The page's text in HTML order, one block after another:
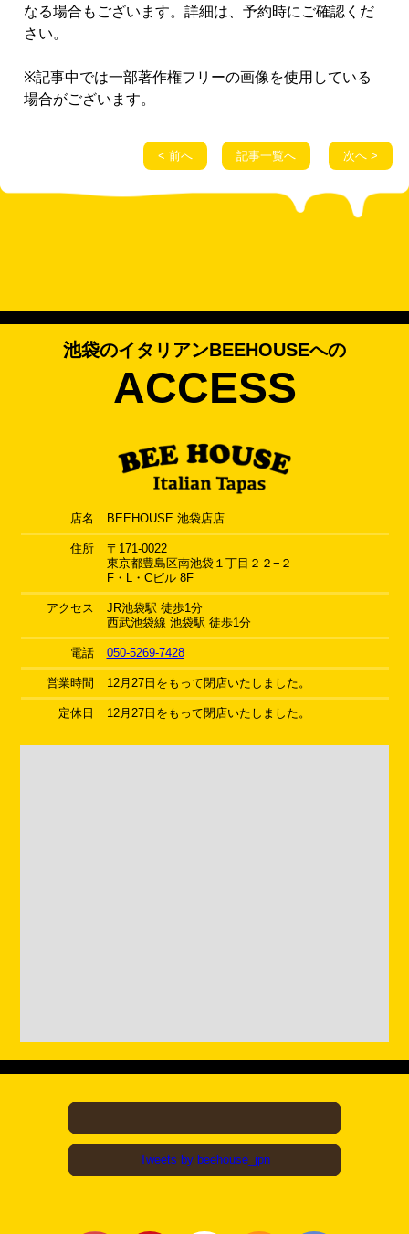
なる場合もございます。詳細は、予約時にご確認くだ
さい。
※記事中では一部著作権フリーの画像を使用している
場合がございます。
< 前へ 記事一覧へ 次へ >
池袋のイタリアンBEEHOUSEへの
ACCESS
店名 BEEHOUSE 池袋店店
住所
〒171-0022
東京都豊島区南池袋１丁目２２−２
F・L・Cビル 8F
アクセス
JR池袋駅 徒歩1分
西武池袋線 池袋駅 徒歩1分
電話 050-5269-7428
営業時間 12月27日をもって閉店いたしました。
定休日 12月27日をもって閉店いたしました。
Tweets by beehouse_jpn